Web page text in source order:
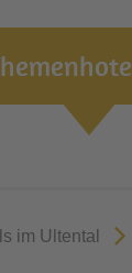
im Ultental